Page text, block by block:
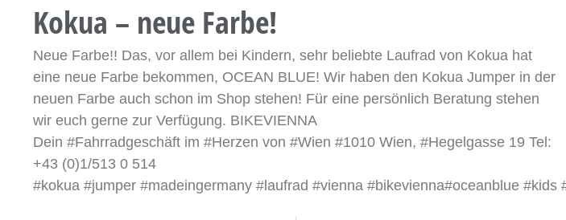
Kokua – neue Farbe!
Neue Farbe!! Das, vor allem bei Kindern, sehr beliebte Laufrad von Kokua hat
eine neue Farbe bekommen, OCEAN BLUE! Wir haben den Kokua Jumper in der
neuen Farbe auch schon im Shop stehen! Für eine persönlich Beratung stehen
wir euch gerne zur Verfügung. BIKEVIENNA
Dein #Fahrradgeschäft im #Herzen von #Wien #1010 Wien, #Hegelgasse 19 Tel:
+43 (0)1/513 0 514
#kokua #jumper #madeingermany #laufrad #vienna #bikevienna#oceanblue #kids